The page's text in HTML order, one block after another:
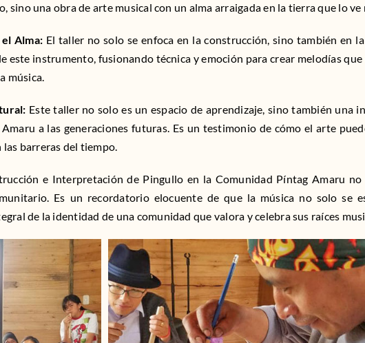
sino una obra de arte musical con un alma arraigada en la tierra que lo ve
Alma: El taller no solo se enfoca en la construcción, sino también en
este instrumento, fusionando técnica y emoción para crear melodías
música.
Este taller no solo es un espacio de aprendizaje, sino también
a las generaciones futuras. Es un testimonio de cómo el arte
barreras del tiempo.
e Interpretación de Pingullo en la Comunidad Píntag Amaru
Es un recordatorio elocuente de que la música no solo se
de la identidad de una comunidad que valora y celebra sus raíces